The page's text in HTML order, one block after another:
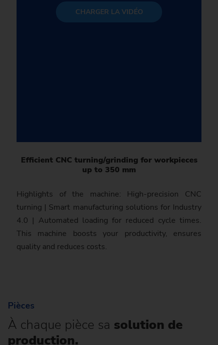
CHARGER LA VIDÉO
Efficient CNC turning/grinding for workpieces
up to 350 mm
Highlights of the machine: High-precision CNC
turning | Smart manufacturing solutions for Industry
4.0 | Automated loading for reduced cycle times.
This machine boosts your productivity, ensures
quality and reduces costs.
Pièces
À chaque pièce sa solution de
production.